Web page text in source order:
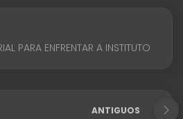
PARA ENFRENTAR A INSTITUTO
ANTIGUOS